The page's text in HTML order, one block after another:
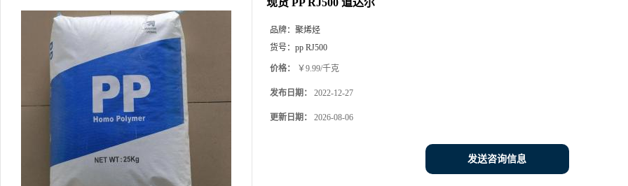
现货 PP RJ500 道达尔
品牌： 聚烯烃
货号： pp RJ500
价格： ￥9.99/千克
发布日期： 2022-12-27
更新日期： 2026-08-06
发送咨询信息